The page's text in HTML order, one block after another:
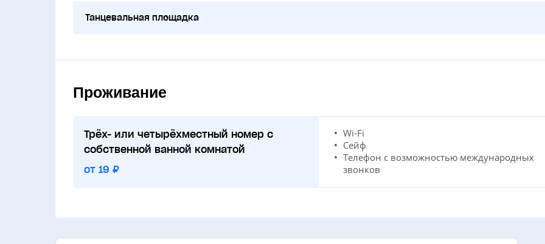
Танцевальная площадка
Проживание
Трёх- или четырёхместный номер с
собственной ванной комнатой
от 19 ₽
Wi-Fi
Сейф
Телефон с возможностью международных
звонков